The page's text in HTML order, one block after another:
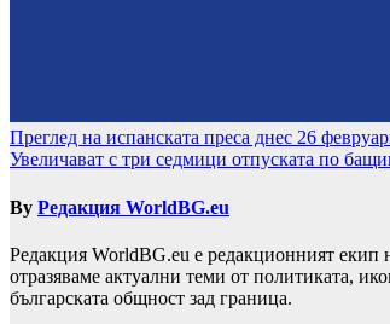
Навигация
Преглед на испанската преса днес 26
Увеличават с три седмици отпуската по
By Редакция WorldBG.eu
Редакция WorldBG.eu е редакционният
отразяваме актуални теми от политиката,
българската общност зад граница.